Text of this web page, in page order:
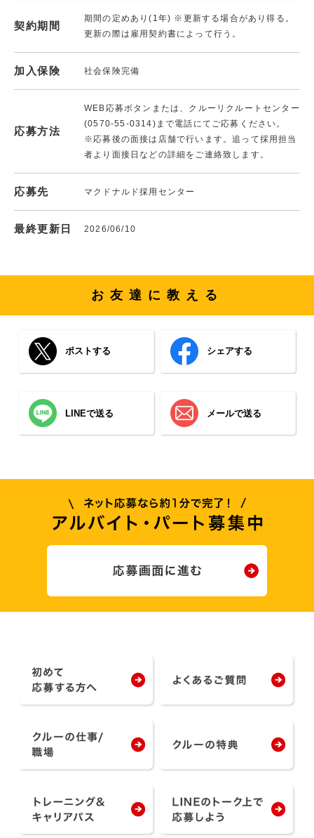
契約期間
期間の定めあり(1年) ※更新する場合があり得る。
更新の際は雇用契約書によって行う。
加入保険 社会保険完備
応募方法
WEB応募ボタンまたは、クルーリクルートセンター
(0570-55-0314)まで電話にてご応募ください。
※応募後の面接は店舗で行います。追って採用担当
者より面接日などの詳細をご連絡致します。
応募先 マクドナルド採用センター
最終更新日 2026/06/10
お友達に教える
ポストする シェアする
LINEで送る メールで送る